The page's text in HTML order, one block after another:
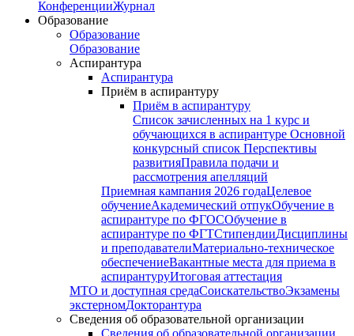
КонференцииЖурнал
Образование
Образование
Образование
Аспирантура
Аспирантура
Приём в аспирантуру
Приём в аспирантуру
Список зачисленных на 1 курс и
обучающихся в аспирантуре Основной
конкурсный список Перспективы
развитияПравила подачи и
рассмотрения апелляций
Приемная кампания 2026 годаЦелевое
обучениеАкадемический отпукОбучение в
аспирантуре по ФГОСОбучение в
аспирантуре по ФГТСтипендииДисциплины
и преподавателиМатериально-техническое
обеспечениеВакантные места для приема в
аспирантуруИтоговая аттестация
МТО и доступная средаСоискательствоЭкзамены
экстерномДокторантура
Сведения об образовательной организации
Сведения об образовательной организации